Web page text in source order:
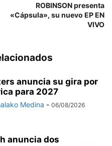
ROBINSON presenta
«Cápsula», su nuevo EP EN
VIVO
anuncia su gira por
para 2027
Medina - 06/08/2026
anuncia dos